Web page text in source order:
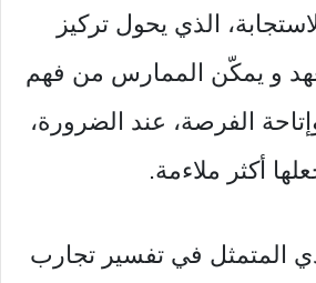
الذي يحول تركيز
و يمكّن الممارس من فهم
الفرصة، عند الضرورة،
أكثر ملاءمة.
المتمثل في تفسير تجارب